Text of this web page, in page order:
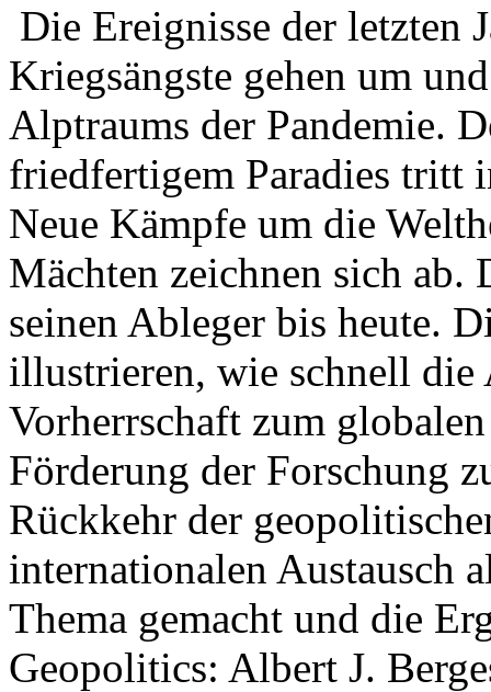
Die Ereignisse der letzten
Kriegsängste gehen um
Alptraums der Pandemie.
friedfertigem Paradies tritt
Neue Kämpfe um die
Mächten zeichnen sich
seinen Ableger bis heute.
illustrieren, wie schnell die
Vorherrschaft zum
Förderung der Forschung
Rückkehr der
internationalen Austausch
Thema gemacht und die
Geopolitics: Albert J.